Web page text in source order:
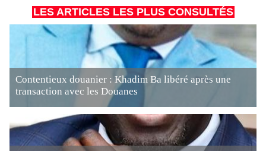
LES ARTICLES LES PLUS CONSULTÉS
Contentieux douanier : Khadim Ba libéré après une
transaction avec les Douanes